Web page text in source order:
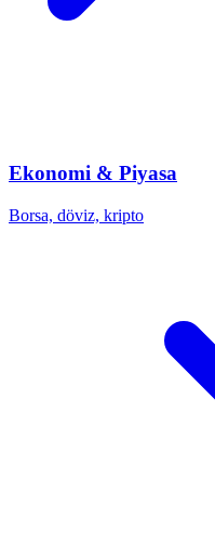
Ekonomi & Piyasa
Borsa, döviz, kripto